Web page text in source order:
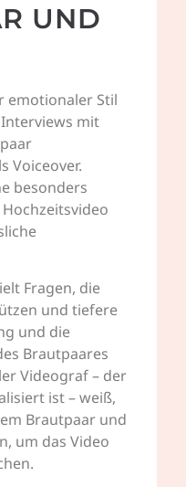
UND
emotionaler Stil
mit
Voiceover.
besonders
Fragen, die
und tiefere
und die
Brautpaares
Videograf – der
ist – weiß,
Brautpaar und
um das Video